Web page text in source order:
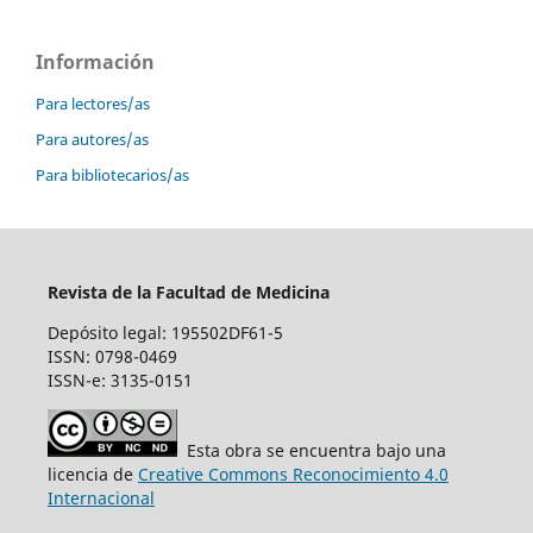
Información
Para lectores/as
Para autores/as
Para bibliotecarios/as
Revista de la Facultad de Medicina
Depósito legal: 195502DF61-5
ISSN: 0798-0469
ISSN-e: 3135-0151
Esta obra se encuentra bajo una
licencia de Creative Commons Reconocimiento 4.0
Internacional